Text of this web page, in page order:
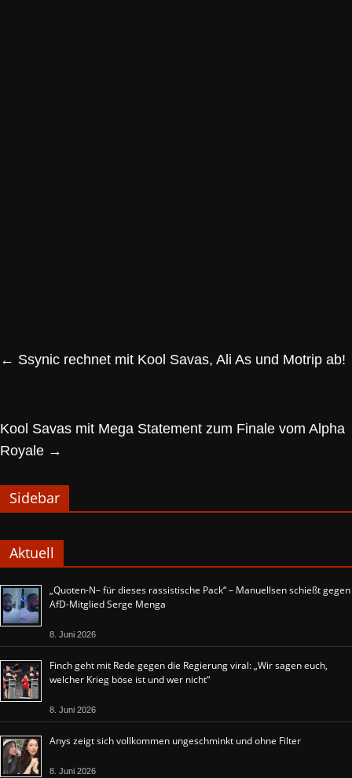
← Ssynic rechnet mit Kool Savas, Ali As und Motrip ab!
Kool Savas mit Mega Statement zum Finale vom Alpha
Royale →
Sidebar
Aktuell
„Quoten-N– für dieses rassistische Pack“ – Manuellsen schießt gegen
AfD-Mitglied Serge Menga
8. Juni 2026
Finch geht mit Rede gegen die Regierung viral: „Wir sagen euch,
welcher Krieg böse ist und wer nicht“
8. Juni 2026
Anys zeigt sich vollkommen ungeschminkt und ohne Filter
8. Juni 2026